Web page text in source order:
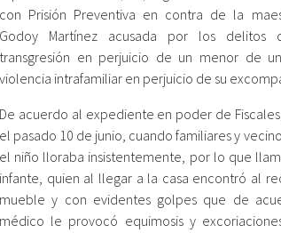
con Prisión Preventiva en contra de la
Godoy Martínez acusada por los delitos
transgresión en perjuicio de un menor de
violencia intrafamiliar en perjuicio de su
De acuerdo al expediente en poder de
el pasado 10 de junio, cuando familiares y
el niño lloraba insistentemente, por lo que
infante, quien al llegar a la casa encontró al
mueble y con evidentes golpes que de
médico le provocó equimosis y